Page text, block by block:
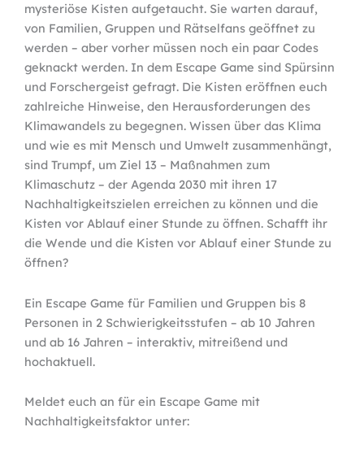
mysteriöse Kisten aufgetaucht. Sie warten darauf,
von Familien, Gruppen und Rätselfans geöffnet zu
werden – aber vorher müssen noch ein paar Codes
geknackt werden. In dem Escape Game sind Spürsinn
und Forschergeist gefragt. Die Kisten eröffnen euch
zahlreiche Hinweise, den Herausforderungen des
Klimawandels zu begegnen. Wissen über das Klima
und wie es mit Mensch und Umwelt zusammenhängt,
sind Trumpf, um Ziel 13 – Maßnahmen zum
Klimaschutz – der Agenda 2030 mit ihren 17
Nachhaltigkeitszielen erreichen zu können und die
Kisten vor Ablauf einer Stunde zu öffnen. Schafft ihr
die Wende und die Kisten vor Ablauf einer Stunde zu
öffnen?
Ein Escape Game für Familien und Gruppen bis 8
Personen in 2 Schwierigkeitsstufen – ab 10 Jahren
und ab 16 Jahren – interaktiv, mitreißend und
hochaktuell.
Meldet euch an für ein Escape Game mit
Nachhaltigkeitsfaktor unter: